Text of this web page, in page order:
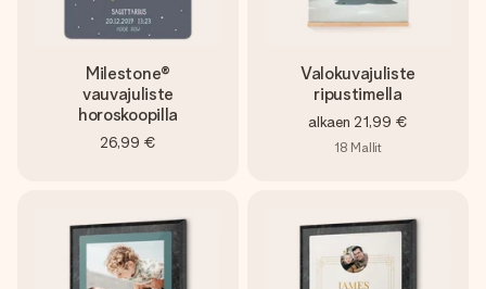
Milestone®
vauvajuliste
horoskoopilla
26,99 €
Valokuvajuliste
ripustimella
alkaen 21,99 €
18 Mallit